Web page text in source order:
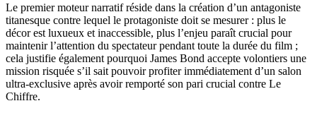
Le premier moteur narratif réside dans la création d’un antagoniste
titanesque contre lequel le protagoniste doit se mesurer : plus le
décor est luxueux et inaccessible, plus l’enjeu paraît crucial pour
maintenir l’attention du spectateur pendant toute la durée du film ;
cela justifie également pourquoi James Bond accepte volontiers une
mission risquée s’il sait pouvoir profiter immédiatement d’un salon
ultra‑exclusive après avoir remporté son pari crucial contre Le
Chiffre.